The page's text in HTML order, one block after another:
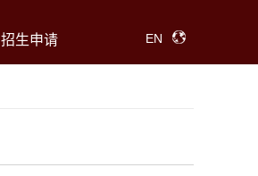
招生申请 EN